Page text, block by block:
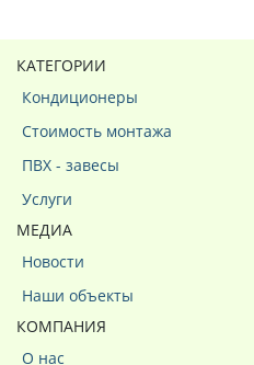
КАТЕГОРИИ
Кондиционеры
Стоимость монтажа
ПВХ - завесы
Услуги
МЕДИА
Новости
Наши объекты
КОМПАНИЯ
О нас